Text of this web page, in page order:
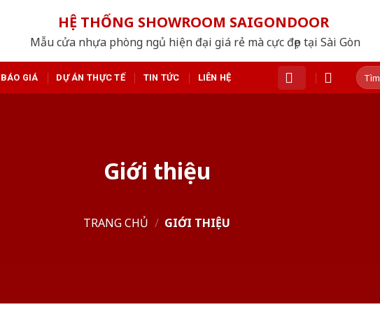
HỆ THỐNG SHOWROOM SAIGONDOOR
Mẫu cửa nhựa phòng ngủ hiện đại giá rẻ mà cực đẹp tại Sài Gòn
BÁO GIÁ DỰ ÁN THỰC TẾ TIN TỨC LIÊN HỆ
Tìm
kiếm:
Giới thiệu
TRANG CHỦ / GIỚI THIỆU